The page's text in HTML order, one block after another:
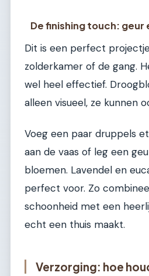
De finishing touch: geur
Dit is een perfect
zolderkamer of de gang.
wel heel effectief.
alleen visueel, ze kunnen
Voeg een paar druppels
aan de vaas of leg een
bloemen. Lavendel en
perfect voor. Zo
schoonheid met een
echt een thuis maakt.
Verzorging: hoe